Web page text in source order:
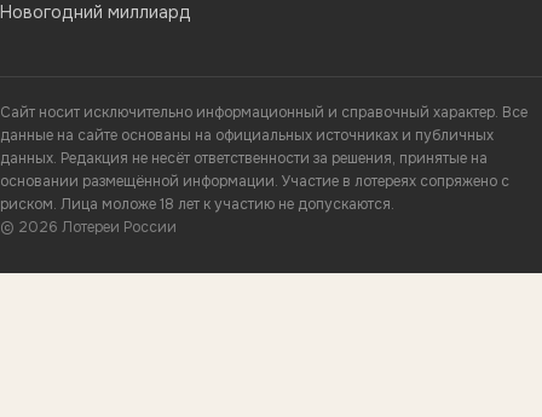
Новогодний миллиард
Сайт носит исключительно информационный и справочный характер. Все
данные на сайте основаны на официальных источниках и публичных
данных. Редакция не несёт ответственности за решения, принятые на
основании размещённой информации. Участие в лотереях сопряжено с
риском. Лица моложе 18 лет к участию не допускаются.
© 2026 Лотереи России